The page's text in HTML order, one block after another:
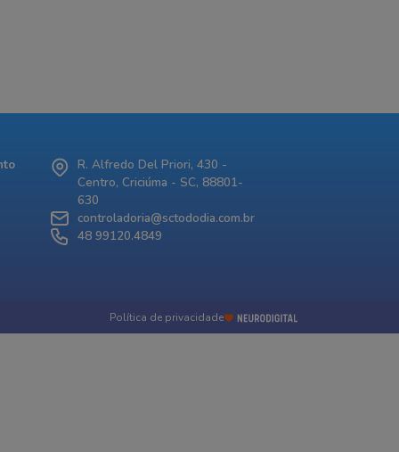
R. Alfredo Del Priori, 430 -
Centro, Criciúma - SC, 88801-
630
controladoria@sctododia.com.br
48 99120.4849
Política de privacidade